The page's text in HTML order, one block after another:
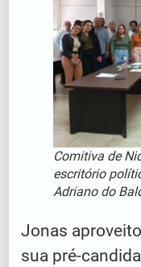
Comitiva de
escritório
Adriano do
Jonas
sua pré-